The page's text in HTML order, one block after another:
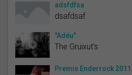
adsfdfsa
dsafdsaf
"Adéu"
The Gruixut's
Premis Enderrock 2011